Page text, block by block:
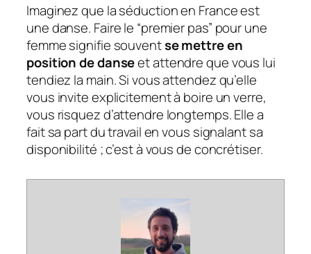
Imaginez que la séduction en France est
une danse. Faire le “premier pas” pour une
femme signifie souventse mettre en
position de danseet attendre que vous lui
tendiez la main. Si vous attendez qu’elle
vous invite explicitement à boire un verre,
vous risquez d’attendre longtemps. Elle a
fait sa part du travail en vous signalant sa
disponibilité ; c’est à vous de concrétiser.